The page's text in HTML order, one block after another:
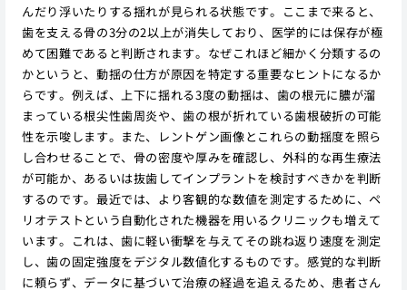
んだり浮いたりする揺れが見られる状態です。ここまで来ると、
歯を支える骨の3分の2以上が消失しており、医学的には保存が極
めて困難であると判断されます。なぜこれほど細かく分類するの
かというと、動揺の仕方が原因を特定する重要なヒントになるか
らです。例えば、上下に揺れる3度の動揺は、歯の根元に膿が溜
まっている根尖性歯周炎や、歯の根が折れている歯根破折の可能
性を示唆します。また、レントゲン画像とこれらの動揺度を照ら
し合わせることで、骨の密度や厚みを確認し、外科的な再生療法
が可能か、あるいは抜歯してインプラントを検討すべきかを判断
するのです。最近では、より客観的な数値を測定するために、ペ
リオテストという自動化された機器を用いるクリニックも増えて
います。これは、歯に軽い衝撃を与えてその跳ね返り速度を測定
し、歯の固定強度をデジタル数値化するものです。感覚的な判断
に頼らず、データに基づいて治療の経過を追えるため、患者さん